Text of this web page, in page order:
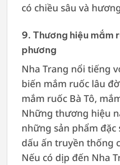
có chiều sâu và
9. Thương hiệu mắm
phương
Nha Trang nổi tiếng
biến mắm ruốc lâu
mắm ruốc Bà Tô,
Những thương hiệu
những sản phẩm đặc
dấu ấn truyền thống
Nếu có dịp đến Nha